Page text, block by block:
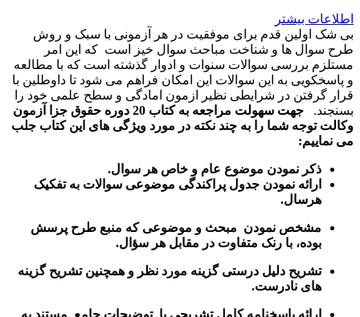
اطلاعات بیشتر
بی شک اولین قدم برای موفقیت در هر آزمونی با سبک و روش
طرح سوال ها و شناخت مباحث سوال خیز است که این امر
مستلزم بررسی سوالات سنوات و ادوار گذشته است که با مطالعه
و پاسخکویی به این سوالات این امکان فراهم می شود تا داوطلین با
قرار گرفتن در شرایطی نظیر ازمون امادگی و سطح علمی خود را
بسنجند.
جهت سهولت مراجعه به کتاب 20 دوره حقوق جزا آزمون
وکالت توجه شما را به چند نکته در مورد ویژگی های این کتاب جلب
می نماییم:
ذکر نمودن موضوع عام و خاص هر سوال.
ارائه نمودن جدول پراکندگی موضوعی سوالات به تفکیک
هرسال.
مشخص نمودن مبحث و موضوعی که منبع طرح پرسش
بوده، با رنک متفاوت در مقابل هر سؤال.
تشریح دلیل درستی گزینه مورد نظر و همچنین تشریح گزینه
های نادرست.